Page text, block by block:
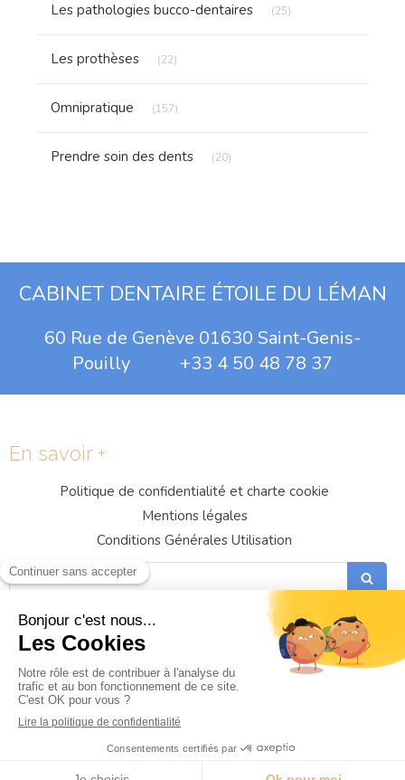
Les pathologies bucco-dentaires (25)
Les prothèses (22)
Omnipratique (157)
Prendre soin des dents (20)
CABINET DENTAIRE ÉTOILE DU LÉMAN
60 Rue de Genève 01630 Saint-Genis-
Pouilly +33 4 50 48 78 37
En savoir +
Politique de confidentialité et charte cookie
Mentions légales
Conditions Générales Utilisation
Rechercher
Prendre RDV Dentiste St Genis
Implant Dentaire St Genis Pouilly
Dentiste Genève
Dentiste à Saint-Genis-Pouilly
Implant dentaire Genève